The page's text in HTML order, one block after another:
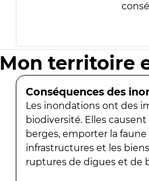
Mon territoire
Conséquences des
Les inondations ont des
biodiversité. Elles
berges, emporter la
infrastructures et les
ruptures de digues et de